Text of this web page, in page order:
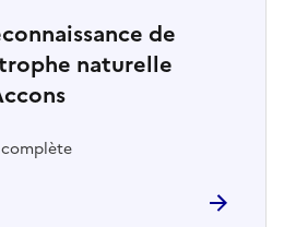
de
naturelle